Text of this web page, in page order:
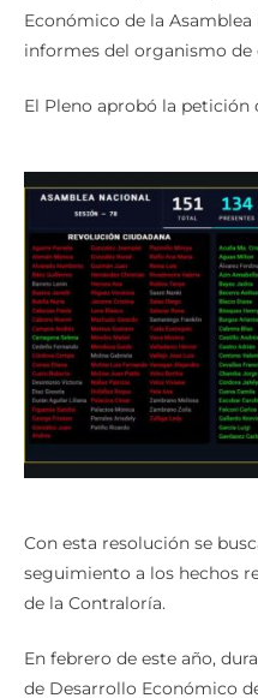
Económico de la
informes del organismo de
El Pleno aprobó la petición
Con esta resolución se
seguimiento a los hechos
de la Contraloría.
En febrero de este año,
de Desarrollo Económico